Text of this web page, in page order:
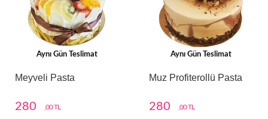
Aynı Gün Teslimat
Meyveli Pasta
280 ,00 TL
Aynı Gün Teslimat
Muz Profiterollü Pasta
280 ,00 TL